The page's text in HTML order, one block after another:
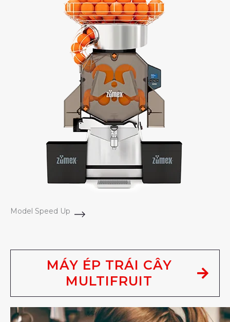
Model Speed Up
MÁY ÉP TRÁI CÂY
MULTIFRUIT